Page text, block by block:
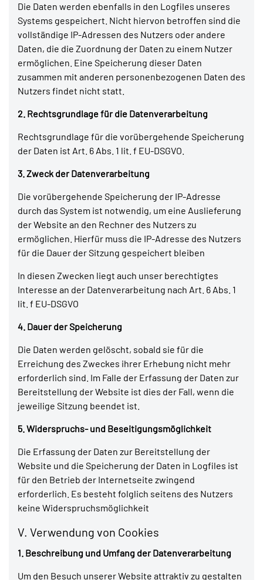
Die Daten werden ebenfalls in den Logfiles unseres
Systems gespeichert. Nicht hiervon betroffen sind die
vollständige IP-Adressen des Nutzers oder andere
Daten, die die Zuordnung der Daten zu einem Nutzer
ermöglichen. Eine Speicherung dieser Daten
zusammen mit anderen personenbezogenen Daten des
Nutzers findet nicht statt.
2. Rechtsgrundlage für die Datenverarbeitung
Rechtsgrundlage für die vorübergehende Speicherung
der Daten ist Art. 6 Abs. 1 lit. f EU-DSGVO.
3. Zweck der Datenverarbeitung
Die vorübergehende Speicherung der IP-Adresse
durch das System ist notwendig, um eine Auslieferung
der Website an den Rechner des Nutzers zu
ermöglichen. Hierfür muss die IP-Adresse des Nutzers
für die Dauer der Sitzung gespeichert bleiben
In diesen Zwecken liegt auch unser berechtigtes
Interesse an der Datenverarbeitung nach Art. 6 Abs. 1
lit. f EU-DSGVO
4. Dauer der Speicherung
Die Daten werden gelöscht, sobald sie für die
Erreichung des Zweckes ihrer Erhebung nicht mehr
erforderlich sind. Im Falle der Erfassung der Daten zur
Bereitstellung der Website ist dies der Fall, wenn die
jeweilige Sitzung beendet ist.
5. Widerspruchs- und Beseitigungsmöglichkeit
Die Erfassung der Daten zur Bereitstellung der
Website und die Speicherung der Daten in Logfiles ist
für den Betrieb der Internetseite zwingend
erforderlich. Es besteht folglich seitens des Nutzers
keine Widerspruchsmöglichkeit
V. Verwendung von Cookies
1. Beschreibung und Umfang der Datenverarbeitung
Um den Besuch unserer Website attraktiv zu gestalten